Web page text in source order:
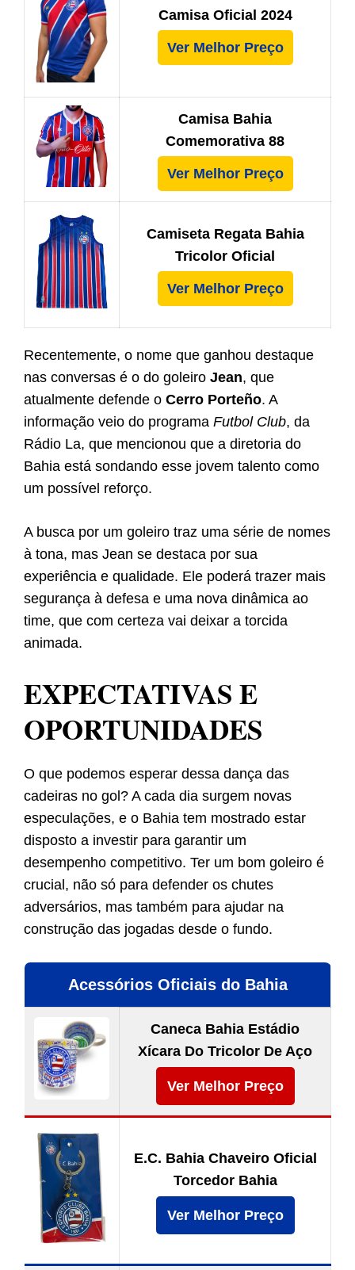
Camisa Oficial 2024
Ver Melhor Preço
Camisa Bahia
Comemorativa 88
Ver Melhor Preço
Camiseta Regata Bahia
Tricolor Oficial
Ver Melhor Preço
Recentemente, o nome que ganhou destaque
nas conversas é o do goleiro Jean, que
atualmente defende o Cerro Porteño. A
informação veio do programa Futbol Club, da
Rádio La, que mencionou que a diretoria do
Bahia está sondando esse jovem talento como
um possível reforço.
A busca por um goleiro traz uma série de nomes
à tona, mas Jean se destaca por sua
experiência e qualidade. Ele poderá trazer mais
segurança à defesa e uma nova dinâmica ao
time, que com certeza vai deixar a torcida
animada.
EXPECTATIVAS E
OPORTUNIDADES
O que podemos esperar dessa dança das
cadeiras no gol? A cada dia surgem novas
especulações, e o Bahia tem mostrado estar
disposto a investir para garantir um
desempenho competitivo. Ter um bom goleiro é
crucial, não só para defender os chutes
adversários, mas também para ajudar na
construção das jogadas desde o fundo.
Acessórios Oficiais do Bahia
Caneca Bahia Estádio
Xícara Do Tricolor De Aço
Ver Melhor Preço
E.C. Bahia Chaveiro Oficial
Torcedor Bahia
Ver Melhor Preço